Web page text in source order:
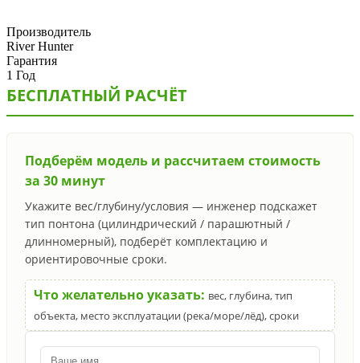
Производитель
River Hunter
Гарантия
1 Год
БЕСПЛАТНЫЙ РАСЧЁТ
Подберём модель и рассчитаем стоимость
за 30 минут
Укажите вес/глубину/условия — инженер подскажет
тип понтона (цилиндрический / парашютный /
длинномерный), подберёт комплектацию и
ориентировочные сроки.
Что желательно указать: вес, глубина, тип
объекта, место эксплуатации (река/море/лёд), сроки